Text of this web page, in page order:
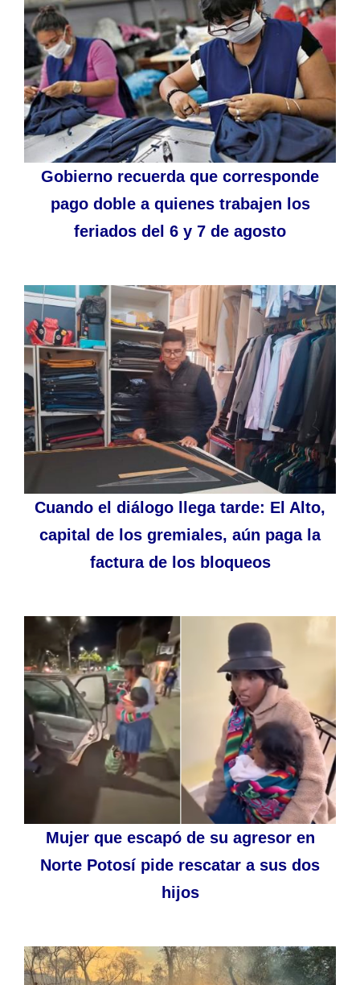
Gobierno recuerda que corresponde
pago doble a quienes trabajen los
feriados del 6 y 7 de agosto
Cuando el diálogo llega tarde: El Alto,
capital de los gremiales, aún paga la
factura de los bloqueos
Mujer que escapó de su agresor en
Norte Potosí pide rescatar a sus dos
hijos